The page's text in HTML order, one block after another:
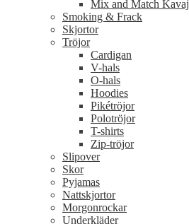
Mix and Match Kavaj
Smoking & Frack
Skjortor
Tröjor
Cardigan
V-hals
O-hals
Hoodies
Pikétröjor
Polotröjor
T-shirts
Zip-tröjor
Slipover
Skor
Pyjamas
Nattskjortor
Morgonrockar
Underkläder